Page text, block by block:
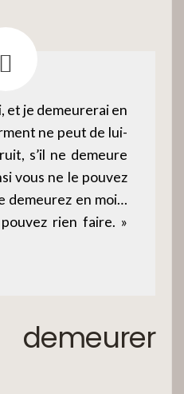
et je demeurerai en
ne peut de lui-
s’il ne demeure
vous ne le pouvez
demeurez en moi…
rien faire. »
demeurer